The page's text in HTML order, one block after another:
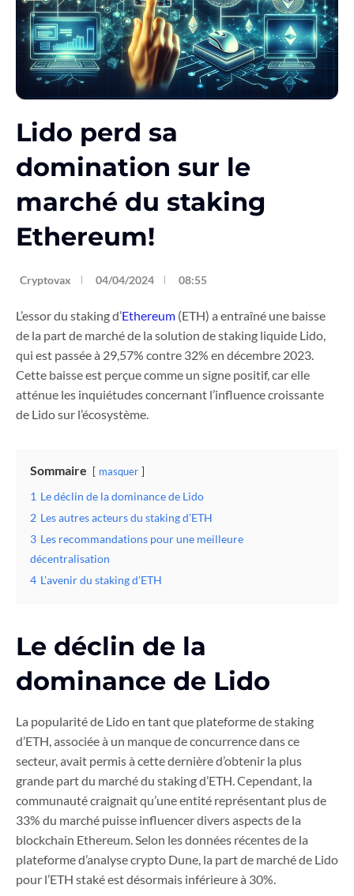
Lido perd sa
domination sur le
marché du staking
Ethereum!
Cryptovax 04/04/2024 08:55
L’essor du staking d’Ethereum (ETH) a entraîné une baisse
de la part de marché de la solution de staking liquide Lido,
qui est passée à 29,57% contre 32% en décembre 2023.
Cette baisse est perçue comme un signe positif, car elle
atténue les inquiétudes concernant l’influence croissante
de Lido sur l’écosystème.
Sommaire masquer
1 Le déclin de la dominance de Lido
2 Les autres acteurs du staking d’ETH
3 Les recommandations pour une meilleure
décentralisation
4 L’avenir du staking d’ETH
Le déclin de la
dominance de Lido
La popularité de Lido en tant que plateforme de staking
d’ETH, associée à un manque de concurrence dans ce
secteur, avait permis à cette dernière d’obtenir la plus
grande part du marché du staking d’ETH. Cependant, la
communauté craignait qu’une entité représentant plus de
33% du marché puisse influencer divers aspects de la
blockchain Ethereum. Selon les données récentes de la
plateforme d’analyse crypto Dune, la part de marché de Lido
pour l’ETH staké est désormais inférieure à 30%.